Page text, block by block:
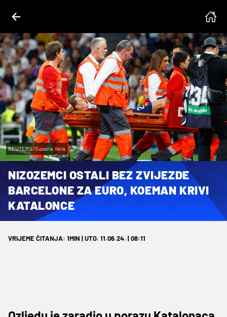
REUTERS/Susana Vera
NIZOZEMCI OSTALI BEZ ZVIJEZDE
BARCELONE ZA EURO, KOEMAN KRIVI
KATALONCE
VRIJEME ČITANJA: 1MIN | UTO. 11.06.24. | 08:11